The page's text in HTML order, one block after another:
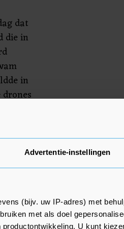
Advertentie-instellingen
(bijv. uw IP-adres) met
met als doel
U kunt
dat
die in
in
de